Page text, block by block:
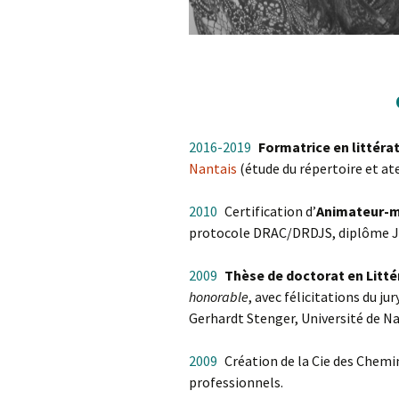
2016-2019 Formatrice en
Nantais (étude du répertoire et
2010 Certification d’Animateur-
protocole DRAC/DRDJS, diplôme
2009 Thèse de doctorat en
honorable, avec félicitations du
Gerhardt Stenger, Université de
2009 Création de la Cie des
professionnels.